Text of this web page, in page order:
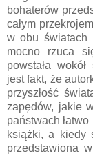
bohaterów
całym
w obu światach
mocno rzuca
powstała
jest fakt, że
przyszłość
zapędów, jakie
państwach
książki, a kiedy
przedstawiona